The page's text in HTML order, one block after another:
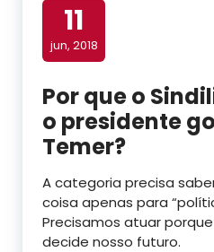
11
jun, 2018
Por que o
o presidente
Temer?
A categoria precisa
coisa apenas para
Precisamos atuar
decide nosso futuro.